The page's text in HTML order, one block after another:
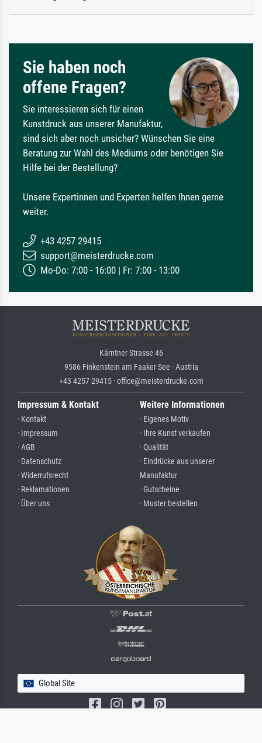
Sie haben noch
offene Fragen?
Sie interessieren sich für einen
Kunstdruck aus unserer Manufaktur,
sind sich aber noch unsicher? Wünschen Sie eine
Beratung zur Wahl des Mediums oder benötigen Sie
Hilfe bei der Bestellung?
Unsere Expertinnen und Experten helfen Ihnen gerne
weiter.
+43 4257 29415
support@meisterdrucke.com
Mo-Do: 7:00 - 16:00 | Fr: 7:00 - 13:00
Kärntner Strasse 46
9586 Finkenstein am Faaker See · Austria
+43 4257 29415 · office@meisterdrucke.com
Impressum & Kontakt
· Kontakt
· Impressum
· AGB
· Datenschutz
· Widerrufsrecht
· Reklamationen
· Über uns
Weitere Informationen
· Eigenes Motiv
· Ihre Kunst verkaufen
· Qualität
· Eindrücke aus unserer
Manufaktur
· Gutscheine
· Muster bestellen
Global Site